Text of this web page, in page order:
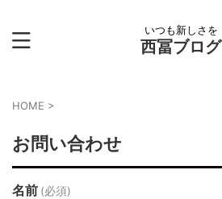
いつも新しさを
西冨ブログ
HOME >
お問い合わせ
名前 (必須)